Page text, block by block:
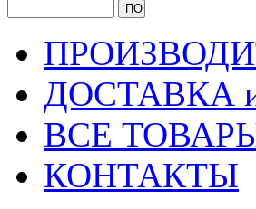
ДОСТАВКА
ВСЕ
КОНТАКТЫ